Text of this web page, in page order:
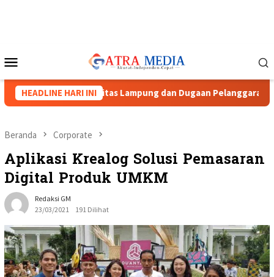
Mobile
HEADLINE HARI INI
Netralitas Lampung dan Dugaan Pelanggaran AD/ART
Beranda Corporate
Aplikasi Krealog Solusi Pemasaran
Digital Produk UMKM
Redaksi GM
23/03/2021
191 Dilihat